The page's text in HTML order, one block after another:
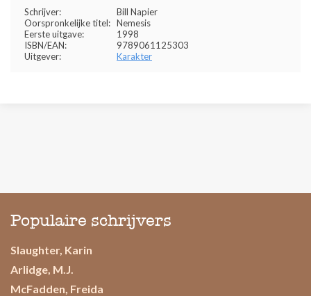
Schrijver:
Bill Napier
Oorspronkelijke titel: Nemesis
Eerste uitgave:
1998
ISBN/EAN:
9789061125303
Uitgever:
Karakter
Populaire schrijvers
Slaughter, Karin
Arlidge, M.J.
McFadden, Freida